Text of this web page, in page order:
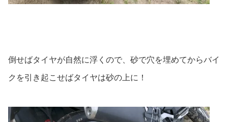
倒せばタイヤが自然に浮くので、砂で穴を埋めてからバイ
クを引き起こせばタイヤは砂の上に！